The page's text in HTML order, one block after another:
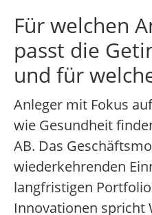
Für welchen
passt die
und für
Anleger mit Fokus
wie Gesundheit
AB. Das
wiederkehrenden
langfristigen
Innovationen spricht